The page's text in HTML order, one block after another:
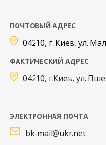
ПОЧТОВЫЙ АДРЕС
04210, г. Киев, ул.
ФАКТИЧЕСКИЙ АДРЕС
04210, г.Киев, ул.
ЭЛЕКТРОННАЯ ПОЧТА
bk-mail@ukr.net